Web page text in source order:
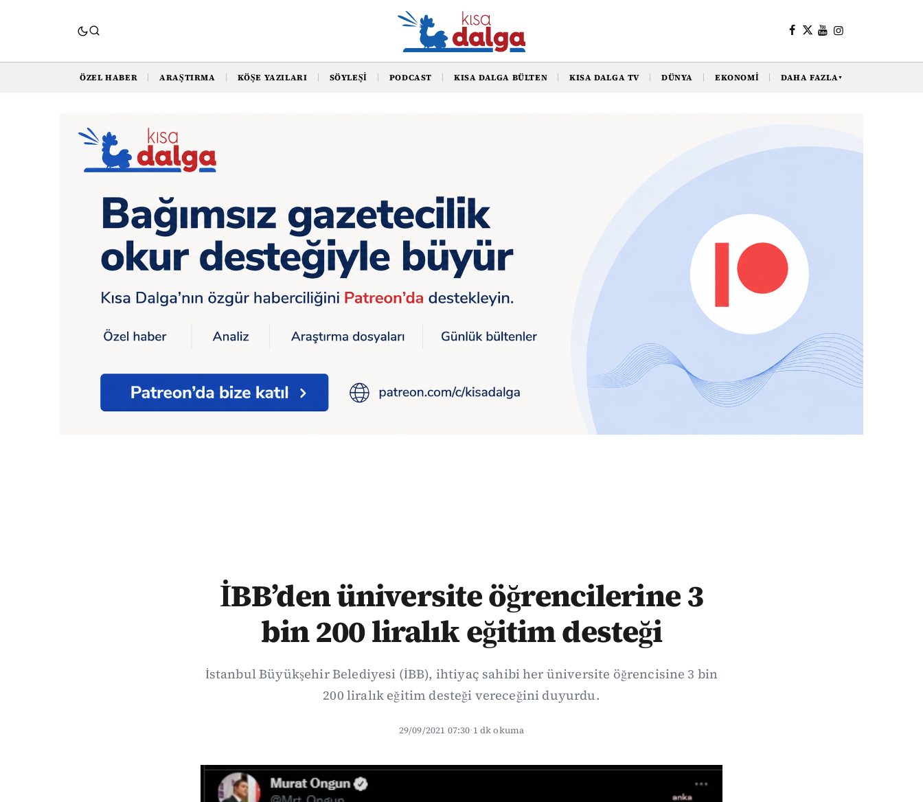
ÖZEL HABER ARAŞTIRMA KÖŞE YAZILARI SÖYLEŞI PODCAST KISA DALGA BÜLTEN KISA DALGA TV DÜNYA EKONOMI DAHA FAZLA▼
İBB’den üniversite öğrencilerine 3
bin 200 liralık eğitim desteği
İstanbul Büyükşehir Belediyesi (İBB), ihtiyaç sahibi her üniversite öğrencisine 3 bin
200 liralık eğitim desteği vereceğini duyurdu.
29/09/2021 07:30·1 dk okuma